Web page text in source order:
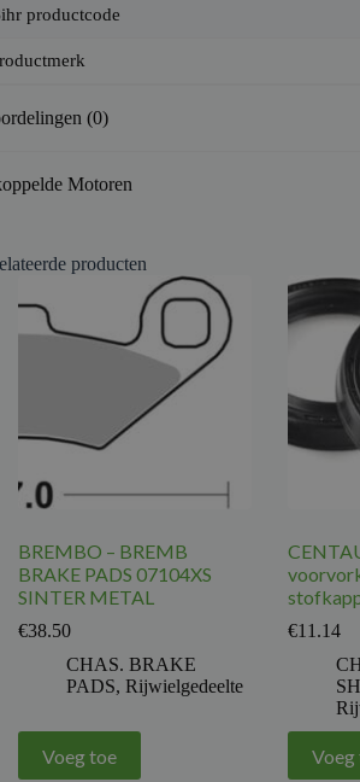
productcode
(0)
Motoren
producten
BREMBO – BREMB
BRAKE PADS 07104XS
SINTER METAL
€38.50
CHAS. BRAKE
PADS, Rijwielgedeelte
Voeg toe
€11.14
Voeg